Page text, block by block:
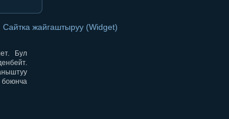
Сайтка жайгаштыруу (Widget)
Бул